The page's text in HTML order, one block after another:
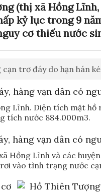
(thị xã Hồng
kỷ lục trong 9
cơ thiếu nước
trơ đáy do hạn hán
Lĩnh. Diện tích mặt hồ
tích nước 884.000m3.
Hồng Lĩnh và các
vào tình trạng nước